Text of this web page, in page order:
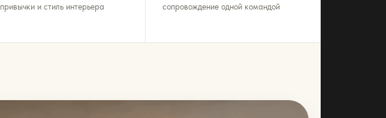
привычки и стиль интерьера
сопровождение одной командой